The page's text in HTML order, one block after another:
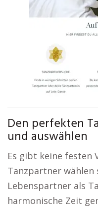
Den perfekten
und auswählen
Es gibt keine festen
Tanzpartner wählen
Lebenspartner als
harmonische Zeit